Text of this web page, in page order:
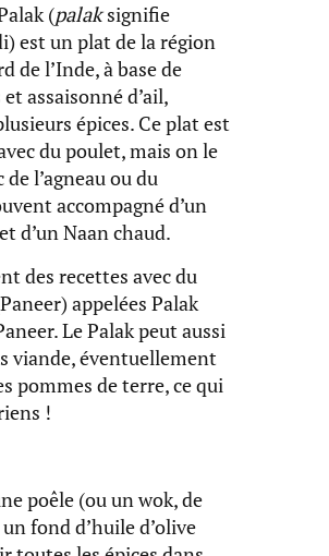
(palaksignifie
est un plat de la région
de l’Inde, à base de
assaisonné d’ail,
épices. Ce plat est
du poulet, mais on le
l’agneau ou du
accompagné d’un
d’un Naan chaud.
des recettes avec du
appelées Palak
Le Palak peut aussi
viande, éventuellement
pommes de terre, ce qui
!
poêle (ou un wok, de
fond d’huile d’olive